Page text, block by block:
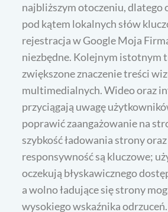
najbliższym otoczeniu, dlatego
pod kątem lokalnych słów
rejestracja w Google Moja
niezbędne. Kolejnym istotnym
zwiększone znaczenie treści
multimedialnych. Wideo oraz
przyciągają uwagę
poprawić zaangażowanie na
szybkość ładowania strony
responsywność są kluczowe;
oczekują błyskawicznego
a wolno ładujące się strony
wysokiego wskaźnika odrzuceń.